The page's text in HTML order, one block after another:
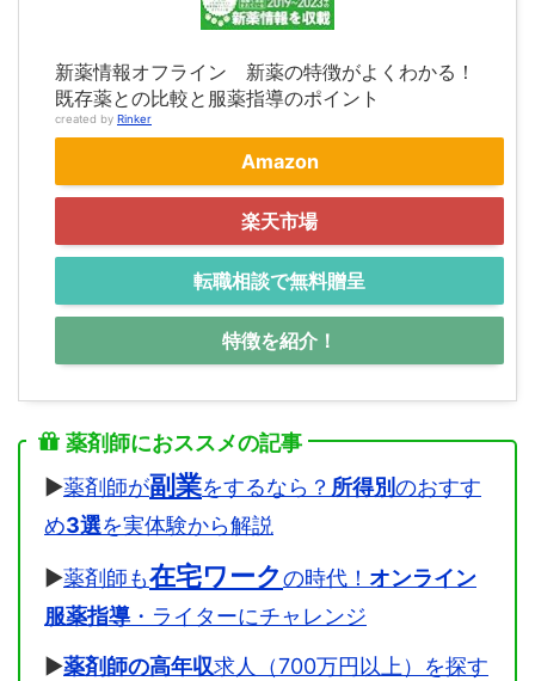
新薬情報オフライン 新薬の特徴がよくわかる！
既存薬との比較と服薬指導のポイント
created by Rinker
Amazon
楽天市場
転職相談で無料贈呈
特徴を紹介！
薬剤師におススメの記事
▶薬剤師が副業をするなら？ 所得別のおすす
め3選を実体験から解説
▶薬剤師も在宅ワークの時代！ オンライン
服薬指導 ・ライターにチャレンジ
▶薬剤師の高年収求人（700万円以上）を探す